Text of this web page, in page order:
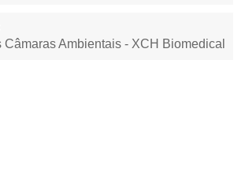
Câmaras Ambientais - XCH Biomedical